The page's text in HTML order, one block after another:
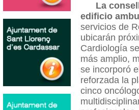
La
edificio ambu
servicios de
ubicarán
Cardiología
más amplio,
se incorporó
reforzada la
cinco